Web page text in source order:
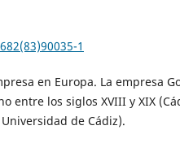
1
en Europa. La empresa
entre los siglos XVIII y XIX
de Cádiz).